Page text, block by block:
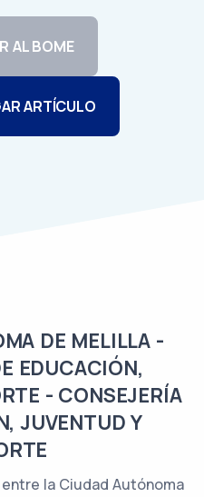
AL BOME
ARTÍCULO
DE MELILLA -
EDUCACIÓN,
- CONSEJERÍA
JUVENTUD Y
la Ciudad Autónoma